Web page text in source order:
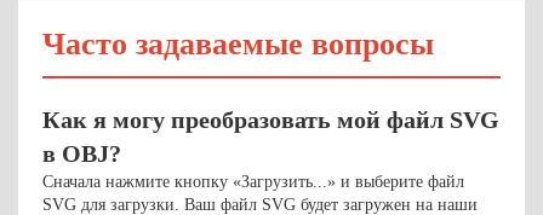
Часто задаваемые вопросы
Как я могу преобразовать мой файл SVG
в OBJ?
Сначала нажмите кнопку «Загрузить...» и выберите файл
SVG для загрузки. Ваш файл SVG будет загружен на наши